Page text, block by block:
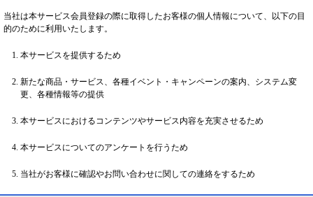
当社は本サービス会員登録の際に取得したお客様の個人情報について、以下の目
的のために利用いたします。
本サービスを提供するため
新たな商品・サービス、各種イベント・キャンペーンの案内、システム変
更、各種情報等の提供
本サービスにおけるコンテンツやサービス内容を充実させるため
本サービスについてのアンケートを行うため
当社がお客様に確認やお問い合わせに関しての連絡をするため